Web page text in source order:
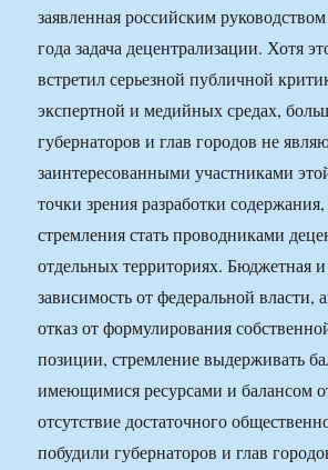
заявленная российским
года задача децентрализации. Хотя
встретил серьезной публичной
экспертной и медийных средах,
губернаторов и глав городов не
заинтересованными участниками
точки зрения разработки
стремления стать проводниками
отдельных территориях. Бюджетная
зависимость от федеральной власти,
отказ от формулирования
позиции, стремление выдерживать
имеющимися ресурсами и балансом
отсутствие достаточного
побудили губернаторов и глав